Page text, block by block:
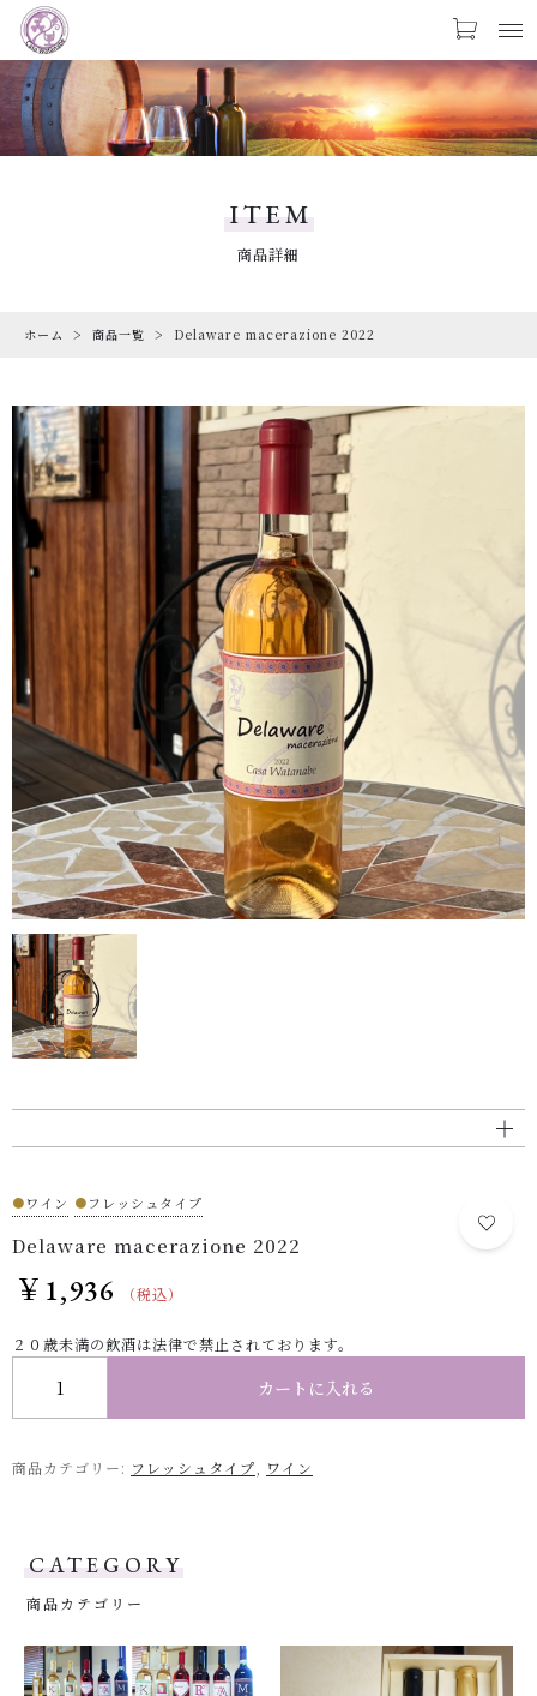
お気に入り LOGIN
CHECKED PRODUCTS
ORDER HISTORY
CAMPAIGN
キャンペーン
ABOUT US
Casa Watanabeについて
INFO
ワイナリー概要
SHOPPING GUIDE
ショッピングガイド
NEWS
お知らせ
PRIVACY
プライバシーポリシー
ITEM
商品詳細
ホーム 商品一覧 Delaware macerazione 2022
● ワイン ● フレッシュタイプ
Delaware macerazione 2022
￥ 1,936 （税込）
２０歳未満の飲酒は法律で禁止されております。
カートに入れる
商品カテゴリー: フレッシュタイプ ワイン
CATEGORY
商品カテゴリー
カートに商品を追加しました
ショッピングを続ける
カートを確認する